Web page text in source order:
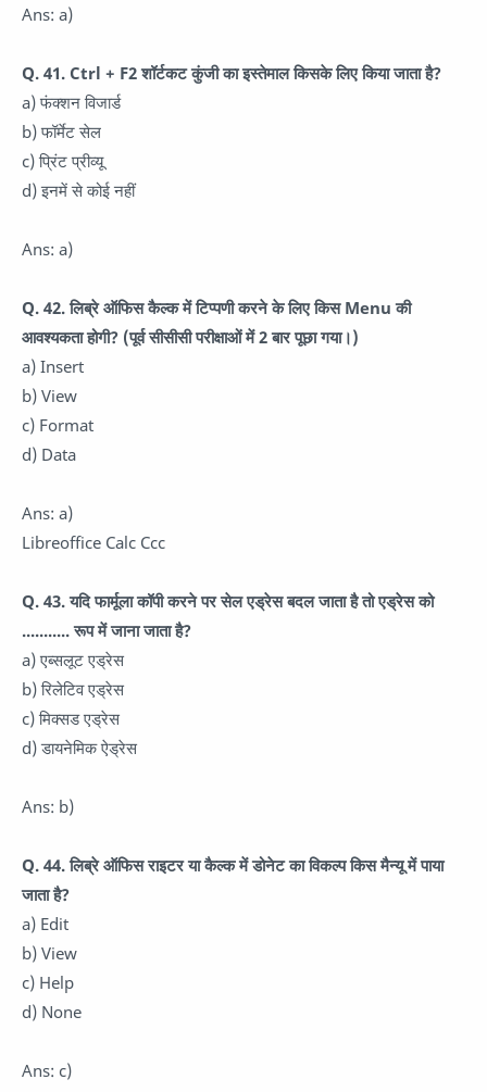
Ans: a)
Q. 41. Ctrl + F2 शॉर्टकट कुंजी का इस्तेमाल किसके लिए किया जाता है?
a) फंक्शन विजार्ड
b) फॉर्मेट सेल
c) प्रिंट प्रीव्यू
d) इनमें से कोई नहीं
Ans: a)
Q. 42. लिब्रे ऑफिस कैल्क में टिप्पणी करने के लिए किस Menu की
आवश्यकता होगी? (पूर्व सीसीसी परीक्षाओं में 2 बार पूछा गया।)
a) Insert
b) View
c) Format
d) Data
Ans: a)
Libreoffice Calc Ccc
Q. 43. यदि फार्मूला कॉपी करने पर सेल एड्रेस बदल जाता है तो एड्रेस को
........... रूप में जाना जाता है?
a) एब्सलूट एड्रेस
b) रिलेटिव एड्रेस
c) मिक्सड एड्रेस
d) डायनेमिक ऐड्रेस
Ans: b)
Q. 44. लिब्रे ऑफिस राइटर या कैल्क में डोनेट का विकल्प किस मैन्यू में पाया
जाता है?
a) Edit
b) View
c) Help
d) None
Ans: c)